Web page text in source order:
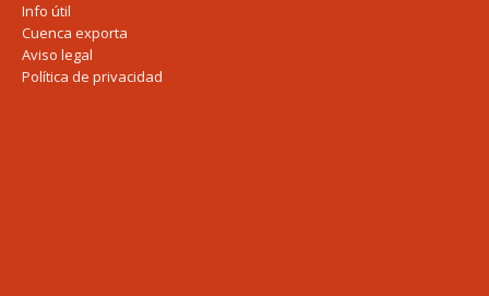
Info útil
Cuenca exporta
Aviso legal
Política de privacidad